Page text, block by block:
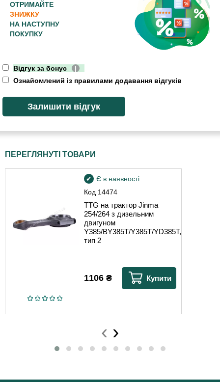
ОТРИМАЙТЕ
ЗНИЖКУ
НА НАСТУПНУ
ПОКУПКУ
Відгук за бонус
|
Ознайомлений із правилами додавання відгуків
ПЕРЕГЛЯНУТІ ТОВАРИ
Код 14474
Є в наявності
TTG на трактор Jinma
254/264 з дизельним
двигуном
Y385/BY385T/Y385T/YD385T,
тип 2
1106 ₴ Купити
‹ ›